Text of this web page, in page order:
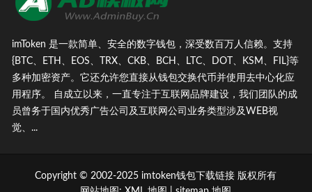
imToken 是一款简单、安全的数字钱包，深受数百万人信赖。支持
{BTC、ETH、EOS、TRX、CKB、BCH、LTC、DOT、KSM、FIL}等
多种加密资产。它还允许您直接从钱包交换代币并使用去中心化应
用程序。 自成立以来，一直专注于互联网品牌建设，我们团队的成
员曾务于国内优秀广告公司及互联网公司业务类型涉及WEB视
觉、...
Copyright © 2002-2025 imtoken钱包下载链接 版权所有